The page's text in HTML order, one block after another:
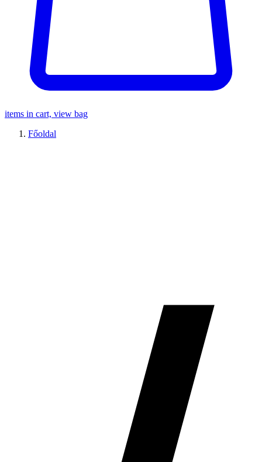
items in cart, view bag
Főoldal